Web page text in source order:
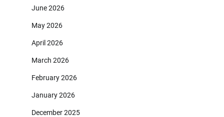
June 2026
May 2026
April 2026
March 2026
February 2026
January 2026
December 2025